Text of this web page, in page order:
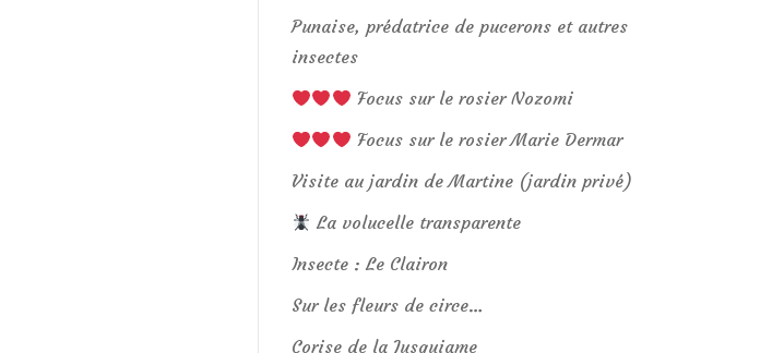
Punaise, prédatrice de pucerons et autres
insectes
Focus sur le rosier Nozomi
Focus sur le rosier Marie Dermar
Visite au jardin de Martine (jardin privé)
La volucelle transparente
Insecte : Le Clairon
Sur les fleurs de circe…
Corise de la Jusquiame